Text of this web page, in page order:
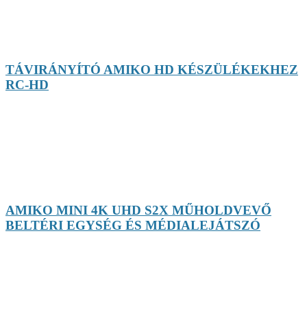
TÁVIRÁNYÍTÓ AMIKO HD KÉSZÜLÉKEKHEZ
RC-HD
AMIKO MINI 4K UHD S2X MŰHOLDVEVŐ
BELTÉRI EGYSÉG ÉS MÉDIALEJÁTSZÓ